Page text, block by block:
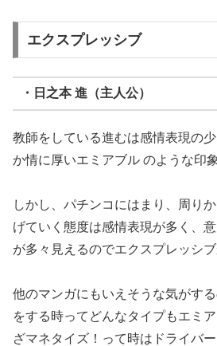
エクスプレッシブ
・日之本 進（主人公）
教師をしている進むは感情表現の
か情に厚いエミアブル のような印
しかし、パチンコにはまり、周り
げていく態度は感情表現が多く、
が多々見えるのでエクスプレッシブ
他のマンガにもいえそうな気がす
をする時ってどんなタイプもエミ
ざマネタイズ！って時はドライバ